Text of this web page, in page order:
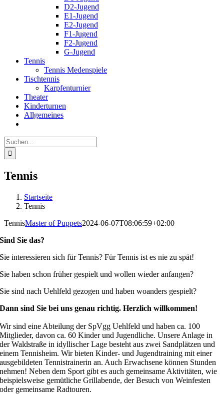
D2-Jugend
E1-Jugend
E2-Jugend
F1-Jugend
F2-Jugend
G-Jugend
Tennis
Tennis Medenspiele
Tischtennis
Karpfenturnier
Theater
Kinderturnen
Allgemeines
Suche
nach:
Tennis
Startseite
Tennis
TennisMaster of Puppets2024-06-07T08:06:59+02:00
Sind Sie das?
Sie interessieren sich für Tennis? Für Tennis ist es nie zu spät!
Sie haben schon früher gespielt und wollen wieder anfangen?
Sie sind nach Uehlfeld gezogen und haben woanders gespielt?
Dann sind Sie bei uns genau richtig. Herzlich willkommen!
Wir sind eine Abteilung der SpVgg Uehlfeld und haben ca. 100
Mitglieder, davon ca. 60 Kinder und Jugendliche. Unsere Anlage in
der Waldstraße in idyllischer Lage besteht aus zwei Sandplätzen und
einem Tennisheim. Wir bieten Kinder- und Jugendtraining mit einer
ausgebildeten Tennistrainerin an. Auch Erwachsene können Stunden
nehmen! Neben dem Sport gibt es auch gemeinsame Aktivitäten, wie
beispielsweise gemütliche Grillabende, der Besuch von Weinfesten
oder gemeinsame Radtouren.